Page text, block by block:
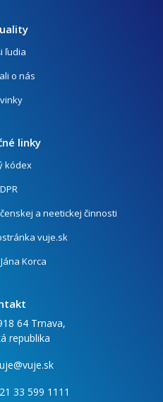
ľudia
o nás
linky
kódex
a neetickej činnosti
vuje.sk
Korca
64 Trnava,
republika
33 599 1111